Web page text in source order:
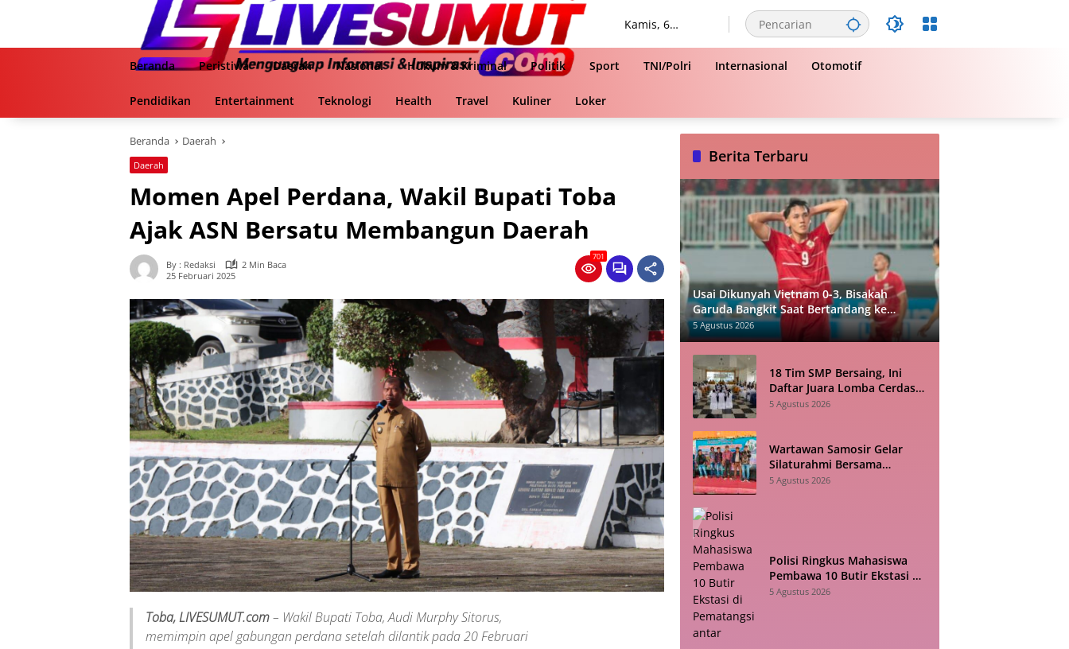
Kamis, 6
Beranda
Peristiwa Daerah Nasional Hukum & Kriminal Politik Sport TNI/Polri Internasional Otomotif
Pendidikan Entertainment Teknologi Health Travel Kuliner Loker
Beranda Daerah
Daerah
Momen Apel Perdana, Wakil Bupati Toba
Ajak ASN Bersatu Membangun Daerah
By : Redaksi
2 Min Baca
25 Februari 2025
701
Toba, LIVESUMUT.com– Wakil Bupati Toba, Audi Murphy Sitorus,
memimpin apel gabungan perdana setelah dilantik pada 20 Februari
Berita Terbaru
Usai Dikunyah Vietnam 0-3, Bisakah
Garuda Bangkit Saat Bertandang ke
Singapura?
5 Agustus 2026
18 Tim SMP Bersaing, Ini
Daftar Juara Lomba Cerdas
Cermat HAN 2026 di Toba
5 Agustus 2026
Wartawan Samosir Gelar
Silaturahmi Bersama
Diskominfo, Sepakat Bangun
5 Agustus 2026
Polisi Ringkus Mahasiswa
Pembawa 10 Butir Ekstasi di
Pematangsiantar
5 Agustus 2026